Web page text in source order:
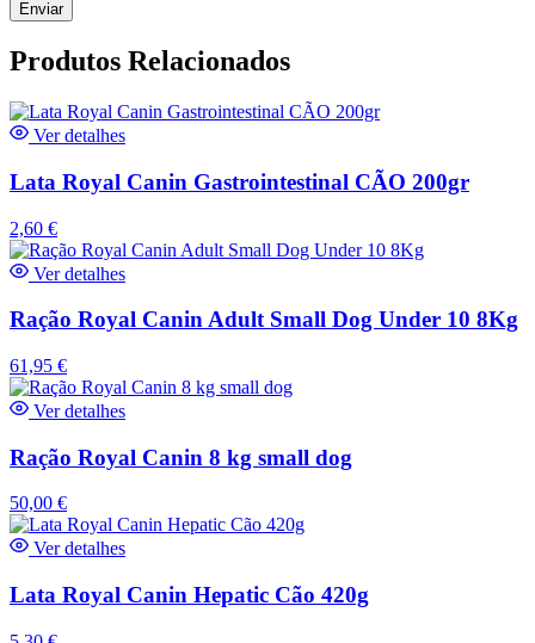
Produtos Relacionados
Ver detalhes
Lata Royal Canin Gastrointestinal CÃO 200gr
2,60 €
Ver detalhes
Ração Royal Canin Adult Small Dog Under 10 8Kg
61,95 €
Ver detalhes
Ração Royal Canin 8 kg small dog
50,00 €
Ver detalhes
Lata Royal Canin Hepatic Cão 420g